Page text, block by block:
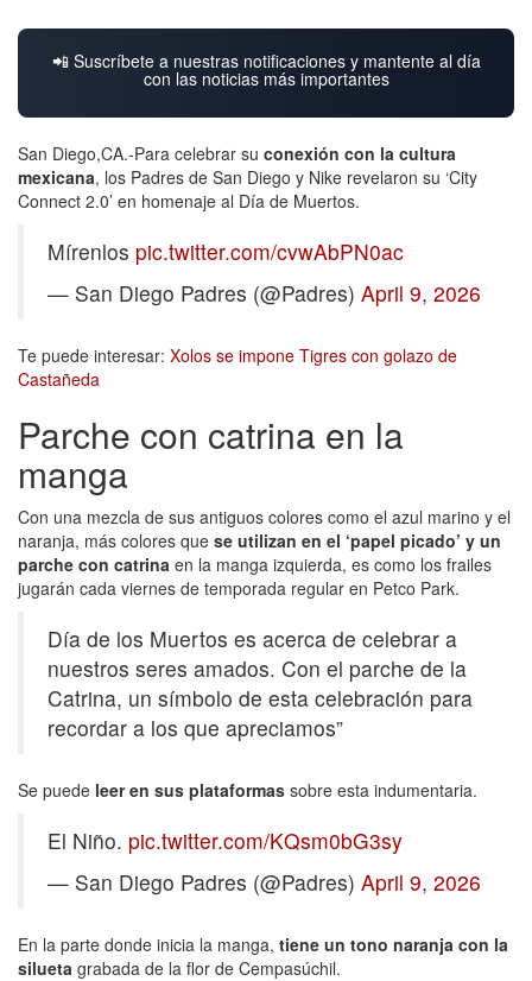
📲 Suscríbete a nuestras notificaciones y mantente al día
con las noticias más importantes
San Diego,CA.-Para celebrar su conexión con la cultura
mexicana, los Padres de San Diego y Nike revelaron su ‘City
Connect 2.0’ en homenaje al Día de Muertos.
Mírenlos pic.twitter.com/cvwAbPN0ac
— San Diego Padres (@Padres) April 9, 2026
Te puede interesar: Xolos se impone Tigres con golazo de
Castañeda
Parche con catrina en la
manga
Con una mezcla de sus antiguos colores como el azul marino y el
naranja, más colores que se utilizan en el ‘papel picado’ y un
parche con catrina en la manga izquierda, es como los frailes
jugarán cada viernes de temporada regular en Petco Park.
Día de los Muertos es acerca de celebrar a
nuestros seres amados. Con el parche de la
Catrina, un símbolo de esta celebración para
recordar a los que apreciamos”
Se puede leer en sus plataformas sobre esta indumentaria.
El Niño. pic.twitter.com/KQsm0bG3sy
— San Diego Padres (@Padres) April 9, 2026
En la parte donde inicia la manga, tiene un tono naranja con la
silueta grabada de la flor de Cempasúchil.